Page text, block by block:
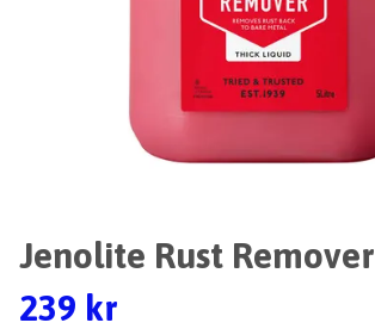
Jenolite Rust Remover
239 kr